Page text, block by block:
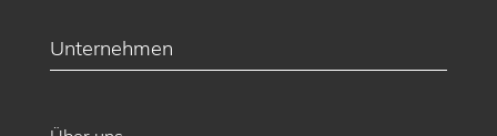
Unternehmen